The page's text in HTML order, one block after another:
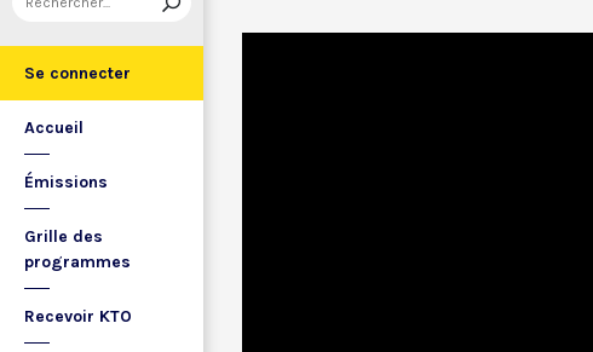
Se connecter
Accueil
Émissions
Grille des
programmes
Recevoir KTO